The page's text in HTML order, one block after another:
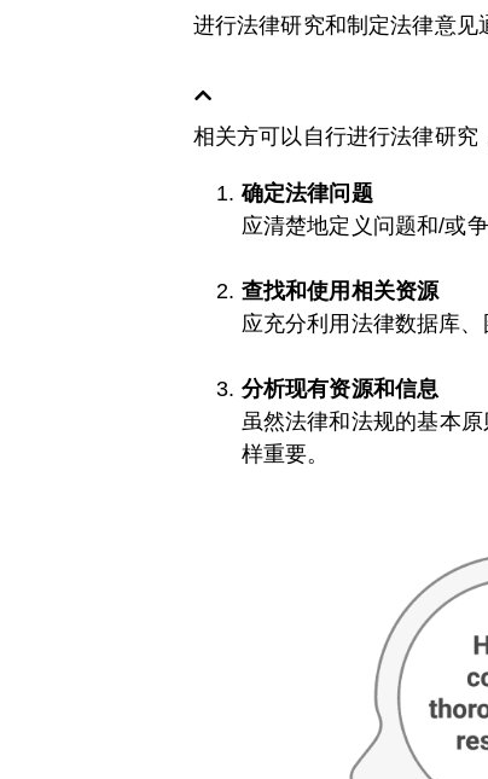
进行法律研究和制定法律意见
相关方可以自行进行法律研究
确定法律问题
应清楚地定义问题和/或
查找和使用相关资源
应充分利用法律数据库
分析现有资源和信息
虽然法律和法规的基本
样重要。